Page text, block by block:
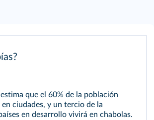
que el 60% de la población
ciudades, y un tercio de la
en desarrollo vivirá en chabolas.